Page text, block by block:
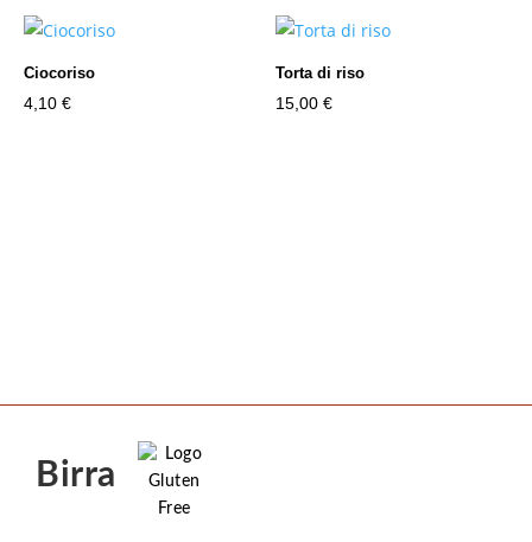
Ciocoriso
4,10 €
Torta di riso
15,00€
Birra